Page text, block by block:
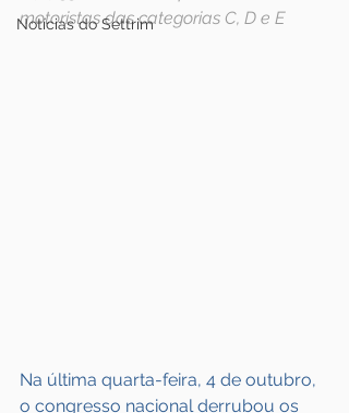
Notícias do Settrim
motoristas das categorias C, D e E
Na última quarta-feira, 4 de outubro,
o congresso nacional derrubou os